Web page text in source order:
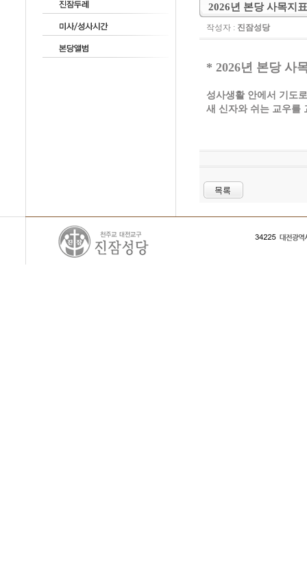
2026년 본당 사목지표
작성자 : 진잠성당
* 2026년 본당 사
성사생활 안에서 기도
새 신자와 쉬는 교우를